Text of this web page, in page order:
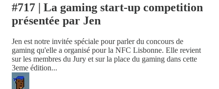
#717 | La gaming start-up competition
présentée par Jen
Jen est notre invitée spéciale pour parler du concours de
gaming qu'elle a organisé pour la NFC Lisbonne. Elle revient
sur les membres du Jury et sur la place du gaming dans cette
3eme édition...